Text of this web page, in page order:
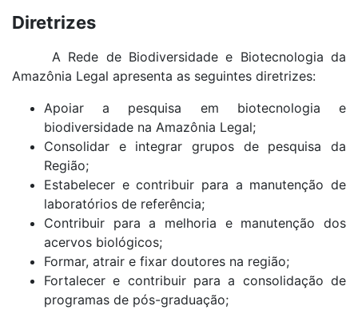
Diretrizes
A Rede de Biodiversidade e Biotecnologia da
Amazônia Legal apresenta as seguintes diretrizes:
Apoiar a pesquisa em biotecnologia e
biodiversidade na Amazônia Legal;
Consolidar e integrar grupos de pesquisa da
Região;
Estabelecer e contribuir para a manutenção de
laboratórios de referência;
Contribuir para a melhoria e manutenção dos
acervos biológicos;
Formar, atrair e fixar doutores na região;
Fortalecer e contribuir para a consolidação de
programas de pós-graduação;